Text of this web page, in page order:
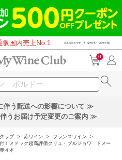
国内売上No.1
0
伴う配送への影響について ≫
うお届け予定変更のご案内 ≫
ラブ > 赤ワイン > フランスワイン
>
！メドック超高評価クリュ・ブルジョワ ドメー
４本